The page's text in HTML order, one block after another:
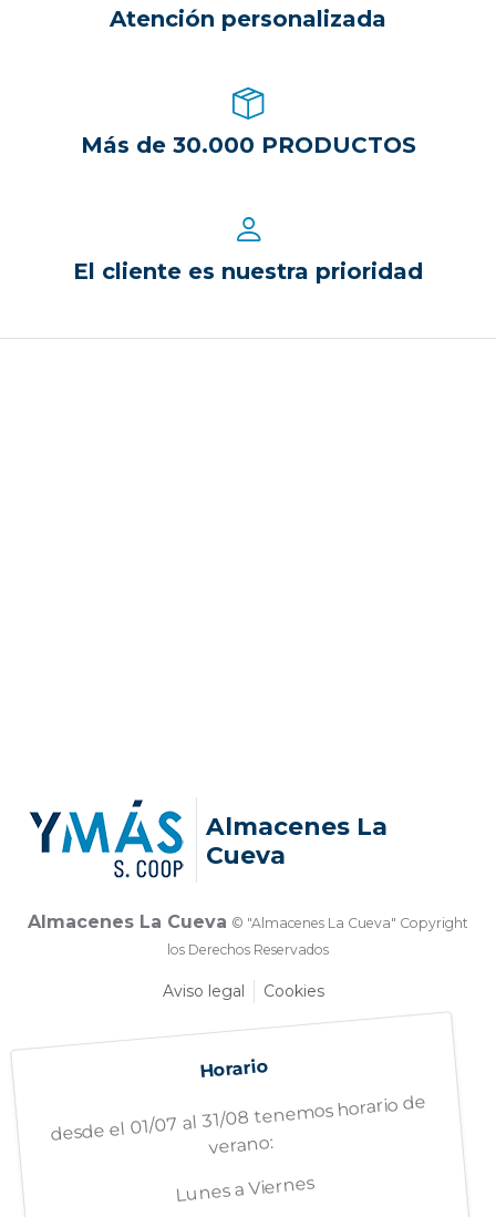
Atención personalizada
Más de 30.000 PRODUCTOS
El cliente es nuestra prioridad
Almacenes La
Cueva
Almacenes La Cueva © "Almacenes La Cueva" Copyright
los Derechos Reservados
Aviso legal Cookies
Horario
desde el 01/07 al 31/08 tenemos horario de
verano:
Lunes a Viernes